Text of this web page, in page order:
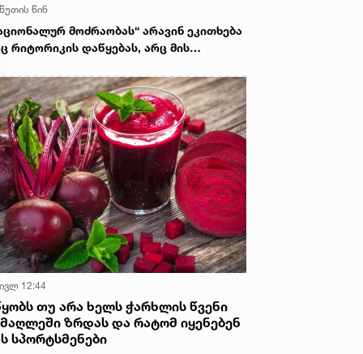
ჯარისკაცი. დიდება და პატივი
მარადიულ ხსოვნას!
წინ
მოძრაობას“ არავინ ეკითხება
რიტორიკის დაწყებას, არც მის
მათ მოსდით და რომელსაც უნდა
- პარლამენტის თავმჯდომარე
12:44
თუ არა ხელს ჭარხლის წვენი
ზრდას და რატომ იყენებენ
სპორტსმენები